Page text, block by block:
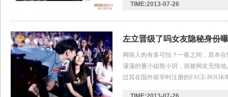
TIME:2013-07-26
左立晋级了吗女友隐秘身份
情
网络人肉有多可怕？一夜之间，原本
濛濛的董小姐熊小玥，就被网友无情
过其在国外留学时注册的FACE-